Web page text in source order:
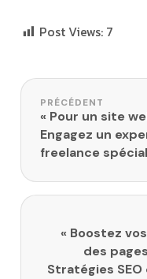
Post Views: 7
PRÉCÉDENT
« Pour un site
Engagez un
freelance
« Boostez
des
Stratégies